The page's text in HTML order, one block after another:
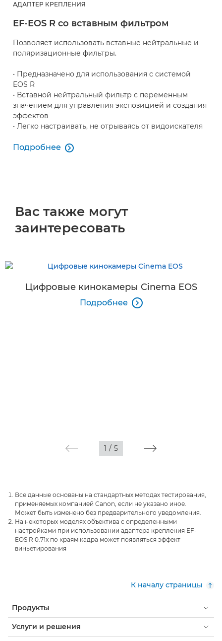
АДАПТЕР КРЕПЛЕНИЯ
EF-EOS R со вставным фильтром
Позволяет использовать вставные нейтральные и
поляризационные фильтры.
• Предназначено для использования с системой
EOS R
• Вставной нейтральный фильтр с переменным
значением для управления экспозицией и создания
эффектов
• Легко настраивать, не отрываясь от видоискателя
Подробнее
Подробнее

Вас также могут
заинтересовать
Цифровые кинокамеры Cinema EOS
Подробнее 
1 / 5
Все данные основаны на стандартных методах тестирования,
применяемых компанией Canon, если не указано иное.
Может быть изменено без предварительного уведомления.
На некоторых моделях объектива с определенными
настройками при использовании адаптера крепления EF-
EOS R 0.71x по краям кадра может появляться эффект
виньетирования
К началу страницы
Продукты
Услуги и решения